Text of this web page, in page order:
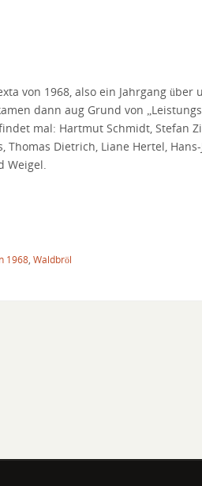
von 1968, also ein Jahrgang über
dann aug Grund von
mal: Hartmut Schmidt, Stefan
Thomas Dietrich, Liane Hertel,
Weigel.
1968 Waldbröl